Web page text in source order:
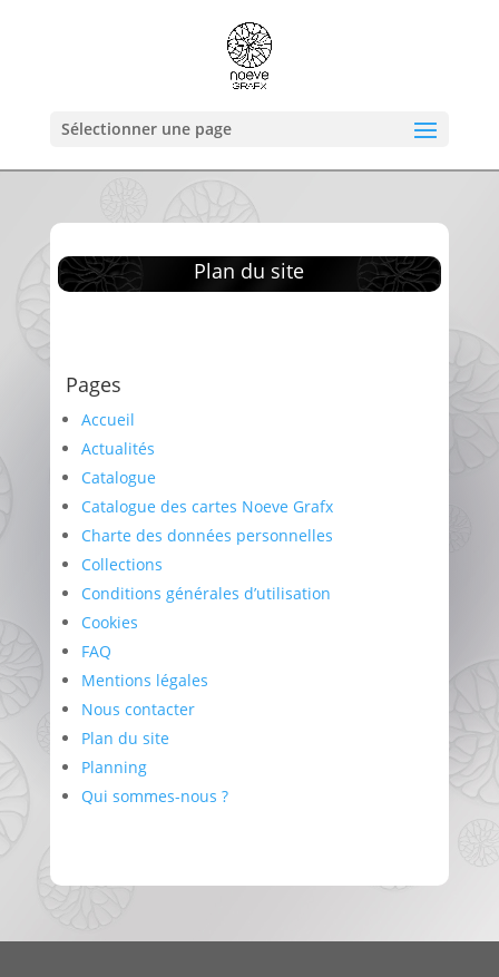
Sélectionner une page
Plan du site
Pages
Accueil
Actualités
Catalogue
Catalogue des cartes Noeve Grafx
Charte des données personnelles
Collections
Conditions générales d’utilisation
Cookies
FAQ
Mentions légales
Nous contacter
Plan du site
Planning
Qui sommes-nous ?